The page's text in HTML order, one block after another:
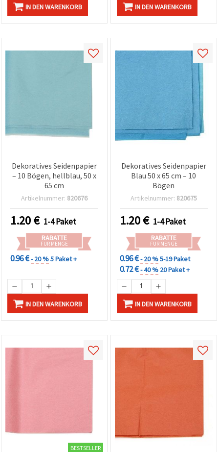
IN DEN WARENKORB IN DEN WARENKORB
Dekoratives Seidenpapier
– 10 Bögen, hellblau, 50 x
65 cm
Artikelnummer: 820676
1.20€ 1-4 Paket
RABATTE
FÜR MENGE
0.96 €- 20 %5 Paket +
IN DEN WARENKORB
Dekoratives Seidenpapier
Blau 50 x 65 cm – 10
Bögen
Artikelnummer: 820675
1.20€ 1-4 Paket
RABATTE
FÜR MENGE
0.96 €- 20 %5-19 Paket
0.72 €- 40 % 20 Paket +
IN DEN WARENKORB
BESTSELLER